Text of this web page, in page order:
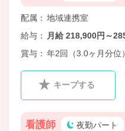
配属
地域連携室
給与
月給 218,900円～
賞与
年2回（3.0ヶ月分位）
キープする
看護師 夜勤パート